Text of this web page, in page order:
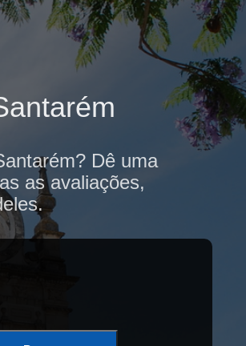
Dê uma
as avaliações,